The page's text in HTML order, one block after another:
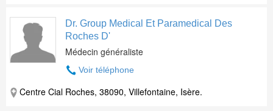
Dr. Group Medical Et Paramedical Des
Roches D'
Médecin généraliste
Voir téléphone
Centre Cial Roches, 38090, Villefontaine, Isère.